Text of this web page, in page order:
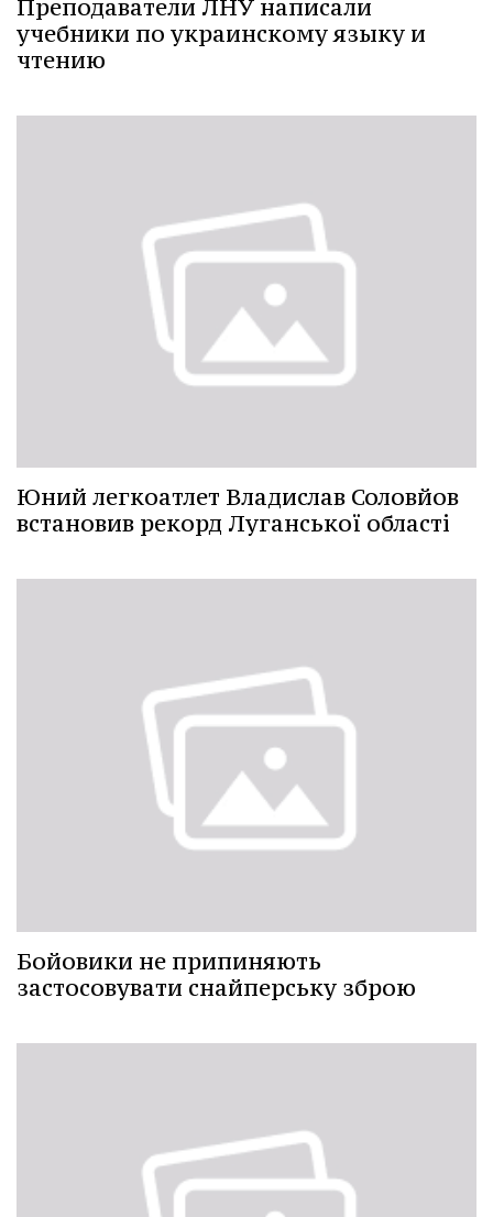
Преподаватели ЛНУ написали
учебники по украинскому языку и
чтению
Юний легкоатлет Владислав Соловйов
встановив рекорд Луганської області
Бойовики не припиняють
застосовувати снайперську зброю